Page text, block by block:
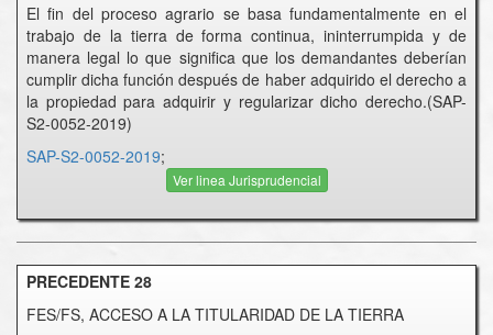
El fin del proceso agrario se basa fundamentalmente en el
trabajo de la tierra de forma continua, ininterrumpida y de
manera legal lo que significa que los demandantes deberían
cumplir dicha función después de haber adquirido el derecho a
la propiedad para adquirir y regularizar dicho derecho.(SAP-
S2-0052-2019)
SAP-S2-0052-2019;
Ver linea Jurisprudencial
PRECEDENTE 28
FES/FS, ACCESO A LA TITULARIDAD DE LA TIERRA